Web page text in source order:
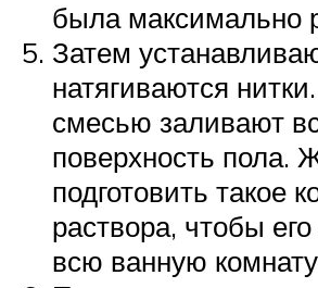
была максимально
Затем
натягиваются
смесью заливают
поверхность пола.
подготовить такое
раствора, чтобы
всю ванную